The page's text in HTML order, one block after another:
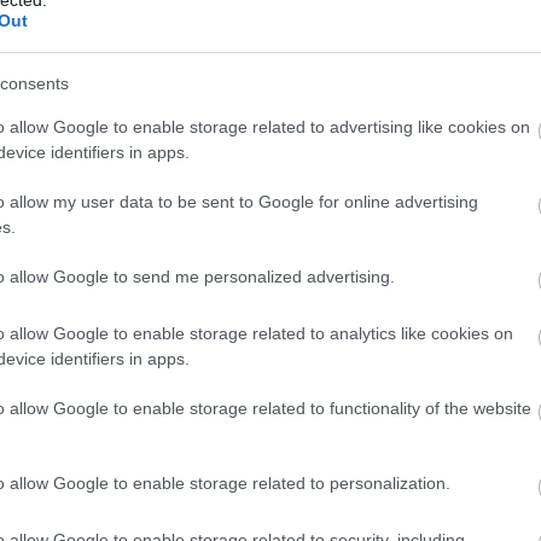
allow Google to enable storage related to advertising like cookies on
identifiers in apps.
allow my user data to be sent to Google for online advertising
allow Google to send me personalized advertising.
allow Google to enable storage related to analytics like cookies on
identifiers in apps.
allow Google to enable storage related to functionality of the website
allow Google to enable storage related to personalization.
már csak a hab a tortán. Az esemény szervezői
belül remekül megidézhető az ünnepi
kaphat a lelassulásra és egy kis gyermekkori
előképzettségre nincs szükség, hiszen minden
után kell alkalmazni, hogy elkészüljenek az
a festés valóban egy közösségi, relaxáló
és lágy aláfestő zenével szolgálnak. A
minden használati eszközt, amely a festéshez
barátaiddal közösen jelentkeztek a programra,
biztosítanak. További részletek a következő